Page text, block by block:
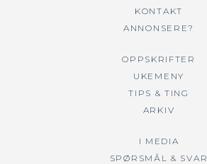
KONTAKT
ANNONSERE?
OPPSKRIFTER
UKEMENY
TIPS & TING
ARKIV
I MEDIA
SPØRSMÅL & SVAR